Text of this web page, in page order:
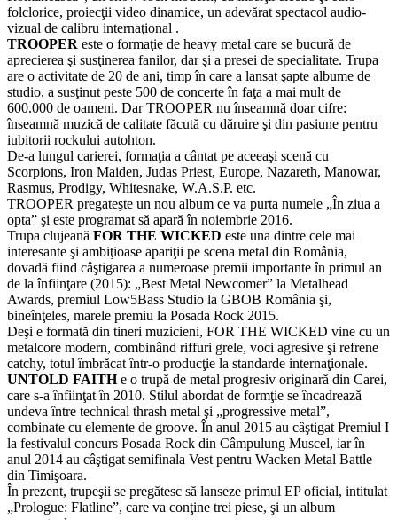
folclorice, proiecţii video dinamice, un adevărat spectacol audio-
vizual de calibru internaţional .
TROOPER este o formaţie de heavy metal care se bucură de
aprecierea şi susţinerea fanilor, dar şi a presei de specialitate. Trupa
are o activitate de 20 de ani, timp în care a lansat şapte albume de
studio, a susţinut peste 500 de concerte în faţa a mai mult de
600.000 de oameni. Dar TROOPER nu înseamnă doar cifre:
înseamnă muzică de calitate făcută cu dăruire şi din pasiune pentru
iubitorii rockului autohton.
De-a lungul carierei, formaţia a cântat pe aceeaşi scenă cu
Scorpions, Iron Maiden, Judas Priest, Europe, Nazareth, Manowar,
Rasmus, Prodigy, Whitesnake, W.A.S.P. etc.
TROOPER pregateşte un nou album ce va purta numele „În ziua a
opta” şi este programat să apară în noiembrie 2016.
Trupa clujeană FOR THE WICKED este una dintre cele mai
interesante şi ambiţioase apariţii pe scena metal din România,
dovadă fiind câştigarea a numeroase premii importante în primul an
de la înfiinţare (2015): „Best Metal Newcomer” la Metalhead
Awards, premiul Low5Bass Studio la GBOB România şi,
bineînţeles, marele premiu la Posada Rock 2015.
Deşi e formată din tineri muzicieni, FOR THE WICKED vine cu un
metalcore modern, combinând riffuri grele, voci agresive şi refrene
catchy, totul îmbrăcat într-o producţie la standarde internaţionale.
UNTOLD FAITHe o trupă de metal progresiv originară din Carei,
care s-a înfiinţat în 2010. Stilul abordat de formţie se încadrează
undeva între technical thrash metal şi „progressive metal”,
combinate cu elemente de groove. În anul 2015 au câştigat Premiul I
la festivalul concurs Posada Rock din Câmpulung Muscel, iar în
anul 2014 au câştigat semifinala Vest pentru Wacken Metal Battle
din Timişoara.
În prezent, trupeşii se pregătesc să lanseze primul EP oficial, intitulat
„Prologue: Flatline”, care va conţine trei piese, şi un album